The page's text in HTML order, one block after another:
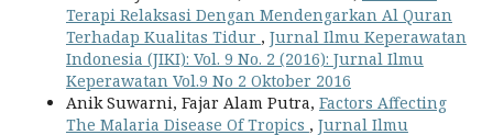
Terapi Relaksasi Dengan Mendengarkan Al Quran
Terhadap Kualitas Tidur , Jurnal Ilmu Keperawatan
Indonesia (JIKI): Vol. 9 No. 2 (2016): Jurnal Ilmu
Keperawatan Vol.9 No 2 Oktober 2016
Anik Suwarni, Fajar Alam Putra, Factors Affecting
The Malaria Disease Of Tropics , Jurnal Ilmu